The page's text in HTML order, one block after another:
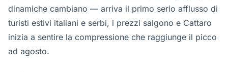
dinamiche cambiano — arriva il primo serio afflusso di
turisti estivi italiani e serbi, i prezzi salgono e Cattaro
inizia a sentire la compressione che raggiunge il picco
ad agosto.